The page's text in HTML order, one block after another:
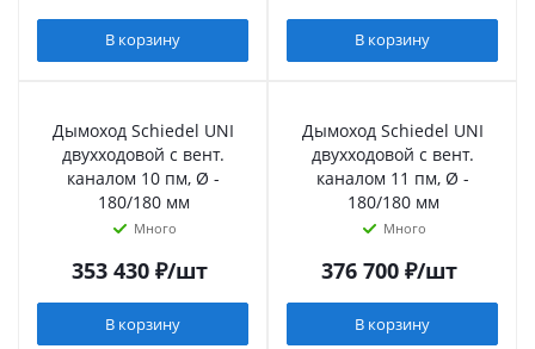
В корзину В корзину
Дымоход Schiedel UNI
двухходовой с вент.
каналом 10 пм, Ø -
180/180 мм
Много
353 430₽/шт
В корзину
Дымоход Schiedel UNI
двухходовой с вент.
каналом 11 пм, Ø -
180/180 мм
Много
376 700₽/шт
В корзину